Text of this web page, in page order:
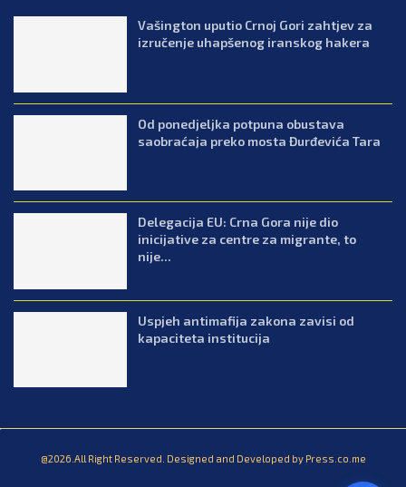
Vašington uputio Crnoj Gori zahtjev za
izručenje uhapšenog iranskog hakera
Od ponedjeljka potpuna obustava
saobraćaja preko mosta Đurđevića Tara
Delegacija EU: Crna Gora nije dio
inicijative za centre za migrante, to
nije...
Uspjeh antimafija zakona zavisi od
kapaciteta institucija
@2026.All Right Reserved. Designed and Developed by Press.co.me